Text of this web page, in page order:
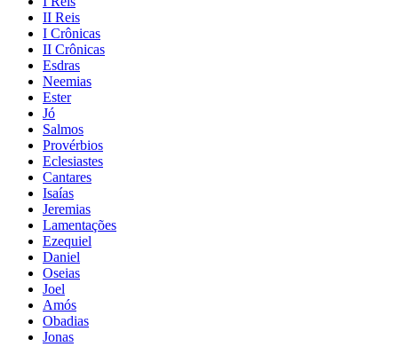
II Reis
I Crônicas
II Crônicas
Esdras
Neemias
Ester
Jó
Salmos
Provérbios
Eclesiastes
Cantares
Isaías
Jeremias
Lamentações
Ezequiel
Daniel
Oseias
Joel
Amós
Obadias
Jonas